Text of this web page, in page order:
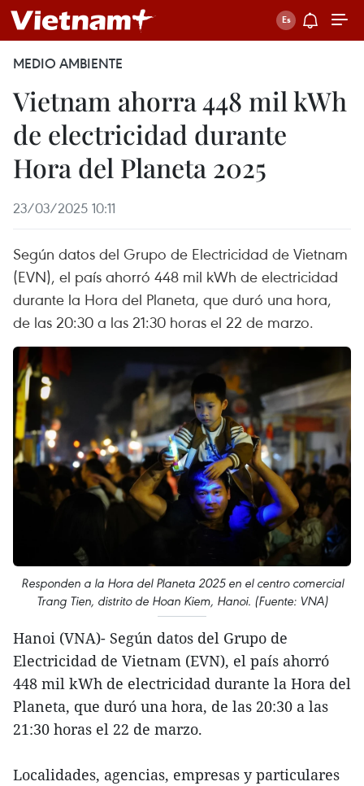
MEDIO AMBIENTE
Vietnam ahorra 448 mil kWh
de electricidad durante
Hora del Planeta 2025
23/03/2025 10:11
Según datos del Grupo de Electricidad de Vietnam
(EVN), el país ahorró 448 mil kWh de electricidad
durante la Hora del Planeta, que duró una hora,
de las 20:30 a las 21:30 horas el 22 de marzo.
Responden a la Hora del Planeta 2025 en el centro comercial
Trang Tien, distrito de Hoan Kiem, Hanoi. (Fuente: VNA)
Hanoi (VNA)- Según datos del Grupo de
Electricidad de Vietnam (EVN), el país ahorró
448 mil kWh de electricidad durante la Hora del
Planeta, que duró una hora, de las 20:30 a las
21:30 horas el 22 de marzo.
Localidades, agencias, empresas y particulares